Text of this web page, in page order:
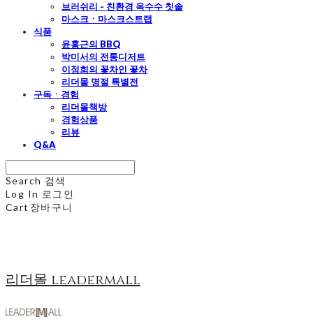
브러쉬리 - 친환경 옥수수 칫솔
마스크ㆍ마스크스트랩
식품
윤홍근의 BBQ
박미서의 전통디저트
이정희의 꽃차인 꽃차
리더몰 명절 특별전
구독ㆍ경험
리더몰책방
경험상품
리뷰
Q&A
Search 검색
Log In 로그인
Cart 장바구니
리더몰 leadermall